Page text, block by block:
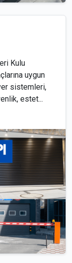
Kulu
uygun
sistemleri,
estet...